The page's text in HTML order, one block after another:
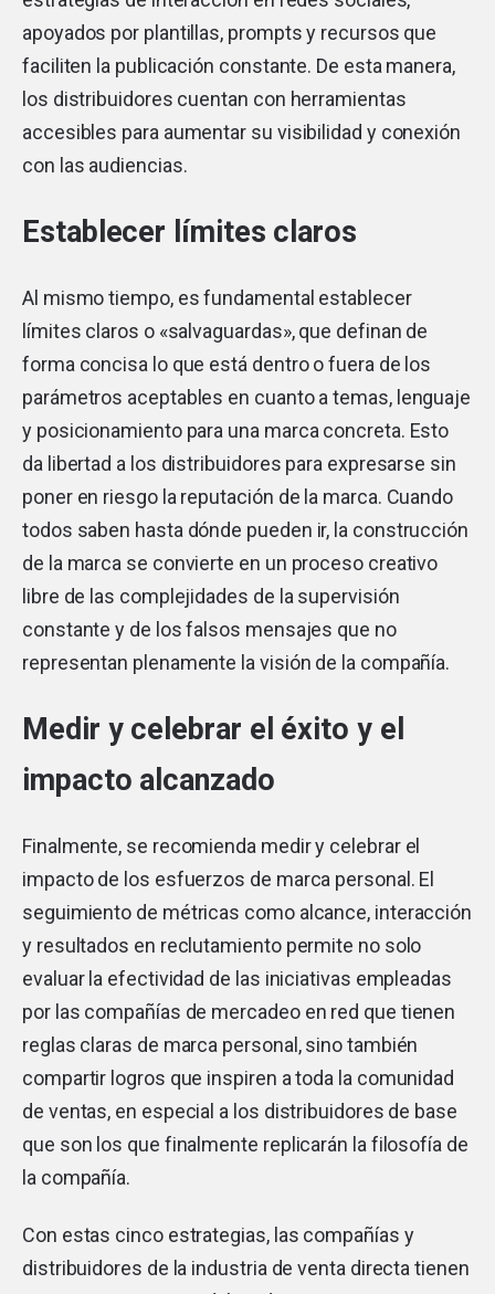
apoyados por plantillas, prompts y recursos que
faciliten la publicación constante. De esta manera,
los distribuidores cuentan con herramientas
accesibles para aumentar su visibilidad y conexión
con las audiencias.
Establecer límites claros
Al mismo tiempo, es fundamental establecer
límites claros o «salvaguardas», que definan de
forma concisa lo que está dentro o fuera de los
parámetros aceptables en cuanto a temas, lenguaje
y posicionamiento para una marca concreta. Esto
da libertad a los distribuidores para expresarse sin
poner en riesgo la reputación de la marca. Cuando
todos saben hasta dónde pueden ir, la construcción
de la marca se convierte en un proceso creativo
libre de las complejidades de la supervisión
constante y de los falsos mensajes que no
representan plenamente la visión de la compañía.
Medir y celebrar el éxito y el
impacto alcanzado
Finalmente, se recomienda medir y celebrar el
impacto de los esfuerzos de marca personal. El
seguimiento de métricas como alcance, interacción
y resultados en reclutamiento permite no solo
evaluar la efectividad de las iniciativas empleadas
por las compañías de mercadeo en red que tienen
reglas claras de marca personal, sino también
compartir logros que inspiren a toda la comunidad
de ventas, en especial a los distribuidores de base
que son los que finalmente replicarán la filosofía de
la compañía.
Con estas cinco estrategias, las compañías y
distribuidores de la industria de venta directa tienen